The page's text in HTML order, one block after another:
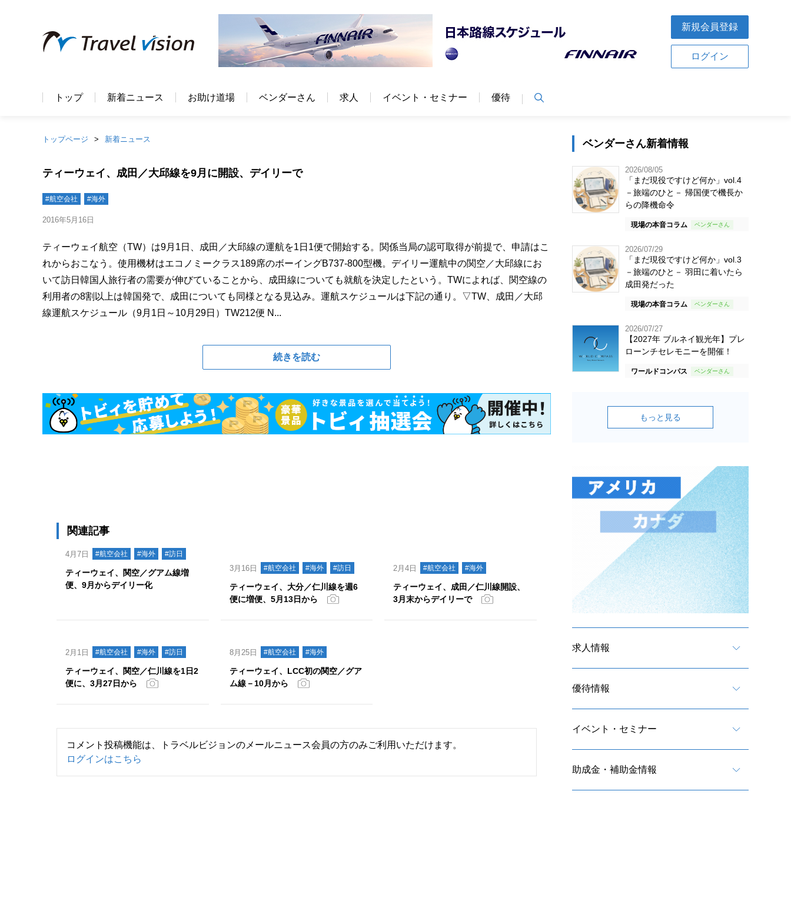
新規会員登録
ログイン
トップ 新着ニュース お助け道場 ベンダーさん 求人 イベント・セミナー 優待
トップページ 新着ニュース
ティーウェイ、成田／大邱線を9月に開設、デイリーで
#航空会社 #海外
2016年5月16日
ティーウェイ航空（TW）は9月1日、成田／大邱線の運航を1日1便で開始する。関係当局の認可取得が前提で、申請はこ
れからおこなう。使用機材はエコノミークラス189席のボーイングB737-800型機。デイリー運航中の関空／大邱線にお
いて訪日韓国人旅行者の需要が伸びていることから、成田線についても就航を決定したという。TWによれば、関空線の
利用者の8割以上は韓国発で、成田についても同様となる見込み。運航スケジュールは下記の通り。▽TW、成田／大邱
線運航スケジュール（9月1日～10月29日）TW212便 N...
続きを読む
関連記事
4月7日 #航空会社 #海外 #訪日
ティーウェイ、関空／グアム線増
便、9月からデイリー化
3月16日 #航空会社 #海外 #訪日
ティーウェイ、大分／仁川線を週6
便に増便、5月13日から
2月4日 #航空会社 #海外
ティーウェイ、成田／仁川線開設、
3月末からデイリーで
2月1日 #航空会社 #海外 #訪日
ティーウェイ、関空／仁川線を1日2
便に、3月27日から
8月25日 #航空会社 #海外
ティーウェイ、LCC初の関空／グア
ム線－10月から
コメント投稿機能は、トラベルビジョンのメールニュース会員の方のみご利用いただけます。
ログインはこちら
ベンダーさん新着情報
2026/08/05
「まだ現役ですけど何か」vol.4
－旅端のひと－ 帰国便で機長か
らの降機命令
現場の本音コラム
2026/07/29
「まだ現役ですけど何か」vol.3
－旅端のひと－ 羽田に着いたら
成田発だった
現場の本音コラム
2026/07/27
【2027年 ブルネイ観光年】プレ
ローンチセレモニーを開催！
ワールドコンパス
もっと見る
求人情報
優待情報
イベント・セミナー
助成金・補助金情報